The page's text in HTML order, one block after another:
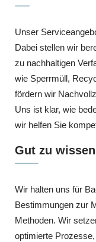
Unser
Dabei stellen wir
zu nachhaltigen
wie Sperrmüll,
fördern wir
Uns ist klar, wie
wir helfen Sie
Gut zu wissen
Wir halten uns für
Bestimmungen zur
Methoden. Wir
optimierte